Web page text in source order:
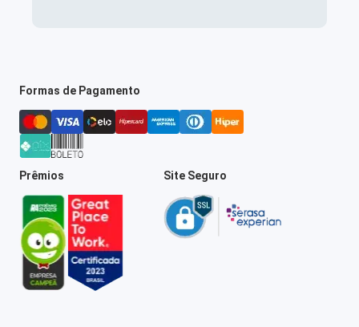
Formas de Pagamento
Prêmios Site Seguro